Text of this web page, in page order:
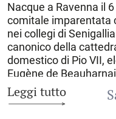
Nacque a Ravenna il
comitale imparentata
nei collegi di
canonico della
domestico di Pio VII,
Eugène de
molto ben introdotto
vescovo diNovara
Leggi tutto